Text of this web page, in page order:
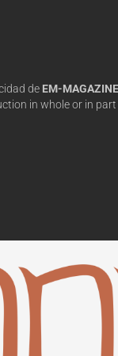
de EM-MAGAZINE
in whole or in part